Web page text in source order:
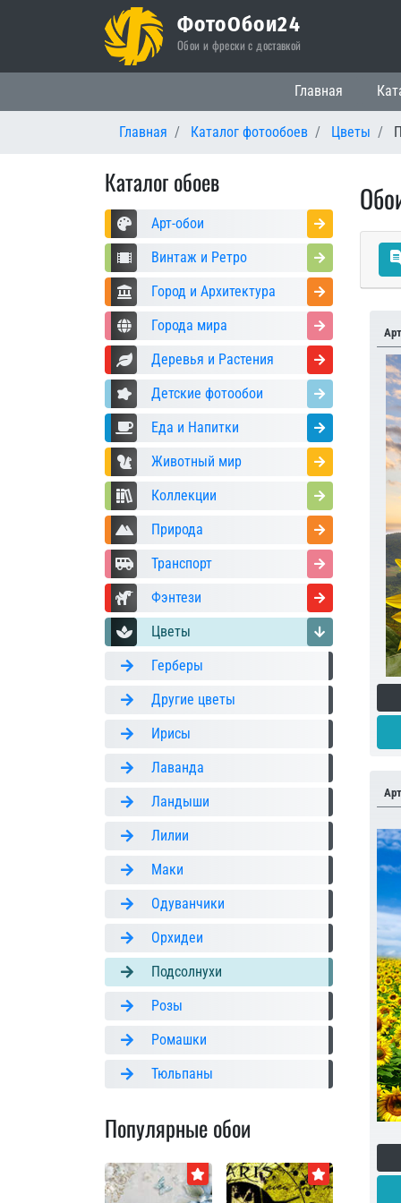
ФотоОбои24
Обои и фрески с доставкой
Основная
Главная
Главная Каталог фотообоев Цветы
Каталог обоев
Арт-обои
Винтаж и Ретро
Город и Архитектура
Города мира
Деревья и Растения
Детские фотообои
Еда и Напитки
Животный мир
Коллекции
Природа
Транспорт
Фэнтези
Цветы
Герберы
Другие цветы
Ирисы
Лаванда
Ландыши
Лилии
Маки
Одуванчики
Орхидеи
Подсолнухи
Розы
Ромашки
Тюльпаны
Популярные обои